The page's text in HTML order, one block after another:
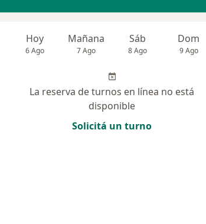
Hoy
6 Ago
Mañana
7 Ago
Sáb
8 Ago
Dom
9 Ago
La reserva de turnos en línea no está
disponible
Solicitá un turno